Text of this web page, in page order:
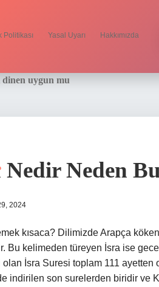
Politikası Yasal Uyarı Hakkımızda
uygun mu
Nedir Neden
2024
kısaca? Dilimizde Arapça
Bu kelimeden türeyen İsra ise
İsra Suresi toplam 111 ayetten
indirilen son surelerden biridir ve